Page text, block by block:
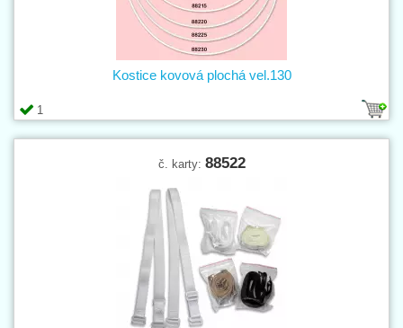
1
Kostice kovová plochá vel.130
č. karty: 88522